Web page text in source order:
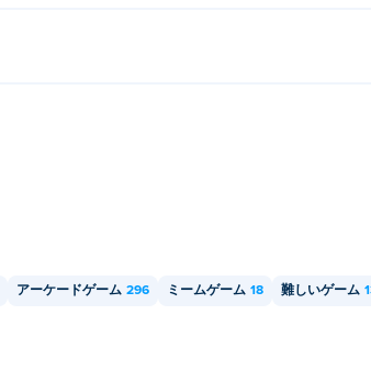
アーケードゲーム 296 ミームゲーム 18 難しいゲーム